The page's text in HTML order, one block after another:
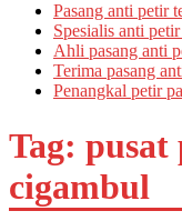
Pasang anti petir
Spesialis anti
Ahli pasang anti
Terima pasang
Penangkal petir
Tag:
cigambul